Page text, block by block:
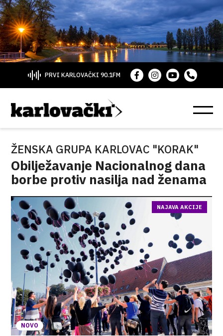
PRVI KARLOVAČKI 90.1FM
ŽENSKA GRUPA KARLOVAC "KORAK"
Obilježavanje Nacionalnog dana
borbe protiv nasilja nad ženama
NOVO
NAJAVA AKCIJE